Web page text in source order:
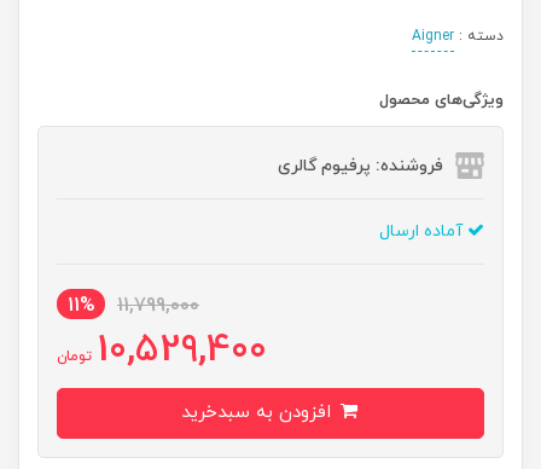
دسته : Aigner
ویژگی‌های محصول
فروشنده: پرفیوم گالری
آماده ارسال
11,799,000
11%
10,529,400 تومان